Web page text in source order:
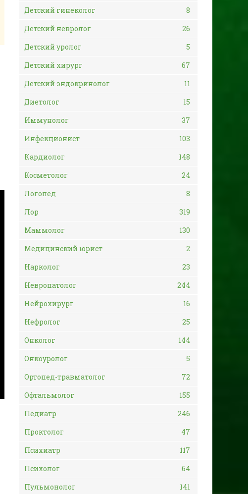
Детский гинеколог
8
Детский невролог
26
Детский уролог
5
Детский хирург
67
Детский эндокринолог
11
Диетолог
15
Иммунолог
37
Инфекционист
103
Кардиолог
148
Косметолог
24
Логопед
8
Лор
319
Маммолог
130
Медицинский юрист
2
Нарколог
23
Невропатолог
244
Нейрохирург
16
Нефролог
25
Онколог
144
Онкоуролог
5
Ортопед-травматолог
72
Офтальмолог
155
Педиатр
246
Проктолог
47
Психиатр
117
Психолог
64
Пульмонолог
141